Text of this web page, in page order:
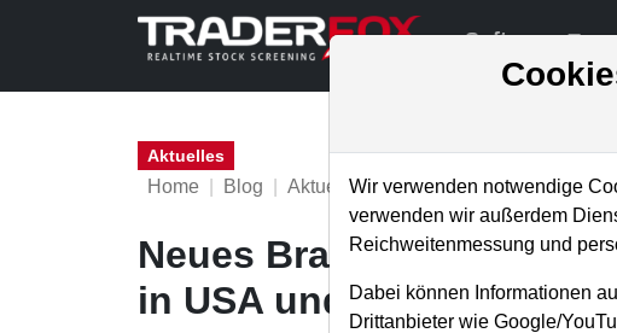
Software
Aktuelles
Home Blog Aktuelles
Neues Branchen- und
in USA und Europa
Wir verwenden notwendige
verwenden wir außerdem
Reichweitenmessung und
Dabei können Informationen
Drittanbieter wie Google/